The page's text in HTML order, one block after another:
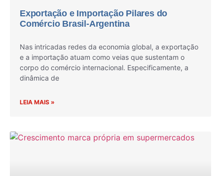
Exportação e Importação Pilares do
Comércio Brasil-Argentina
Nas intricadas redes da economia global, a exportação
e a importação atuam como veias que sustentam o
corpo do comércio internacional. Especificamente, a
dinâmica de
LEIA MAIS »